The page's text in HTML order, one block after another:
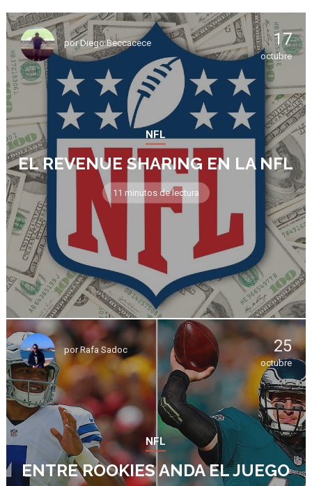
porDiego Beccacece 17
octubre
NFL
EL REVENUE SHARING EN LA NFL
11 minutos de lectura
porRafa Sadoc 25
octubre
NFL
ENTRE ROOKIES ANDA EL JUEGO